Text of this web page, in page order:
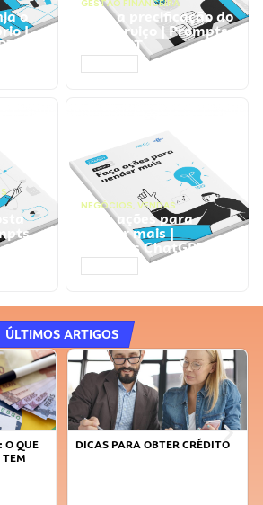
o
|
GESTÃO FINANCEIRA
Faça a precificação do
seu serviço | Prompts
ChatGPT
NEGÓCIOS, VENDAS
Faça ações para
vender mais |
Prompts ChatGPT
ÚLTIMOS ARTIGOS
O QUE
DICAS PARA OBTER CRÉDITO